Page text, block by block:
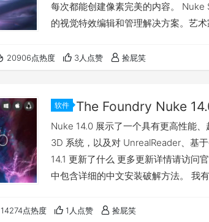
每次都能创建像素完美的内容。
的视觉特效编辑和管理解决方案。艺
15.1 提供面向未来的管道工具，包括
和自定义 USD 版本。…
20906点热度 3人点赞 捡屁笑
软件
Nuke 14.0 展示了一个具有更高性能
3D 系统，以及对 UnrealReader、基
14.1 更新了什么 更多更新详情请访问
中包含详细的中文安装破解方法。 我
14274点热度 1人点赞 捡屁笑